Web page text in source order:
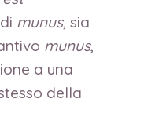
munus, sia
munus,
a una
della